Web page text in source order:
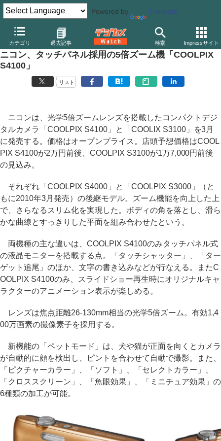
Powered by Translate
カテゴリ 過去記事 検索 Impressサイト
デジカメ Watch カメラ レンズ一体型（コンパクト）カメラ ニ
ニコン、タッチパネル採用の5倍ズーム機「COOLPIX
S4100」
リスト
ニコンは、光学5倍ズームレンズを搭載したコンパクトデジ
タルカメラ「COOLPIX S4100」と「COOLIX S3100」を3月
に発売する。価格はオープンプライス。店頭予想価格はCOOL
PIX S4100が2万円前後、COOLPIX S3100が1万7,000円前後
の見込み。
それぞれ「COOLPIX S4000」と「COOLPIX S3000」（と
もに2010年3月発売）の後継モデル。ズーム機能を向上した上
で、さらなるスリム化を実現した。ボディの角を落とし、滑ら
かな曲線とすっきりした平面を組み合わせたという。
両機種の主な違いは、COOLPIX S4100のみタッチパネル式
の液晶モニターを搭載する点。「タッチシャッター」、「ター
ゲット追尾」のほか、文字の書き込みなどが行なえる。またC
OOLPIX S4100のみ、スライドショー再生時にオリジナルキャ
ラクターのアニメーション表示が楽しめる。
レンズは焦点距離26-130mm相当の光学5倍ズーム。有効1,4
00万画素の撮像素子を採用する。
新機能の「ペットモード」は、犬や猫が正面を向くとカメラ
が自動的に顔を検出し、ピントを合わせて自動で撮影。また、
「ピクチャーカラー」、「ソフト」、「セレクトカラー」、
「クロススクリーン」、「魚眼効果」、「ミニチュア効果」の
6種類の加工が可能。